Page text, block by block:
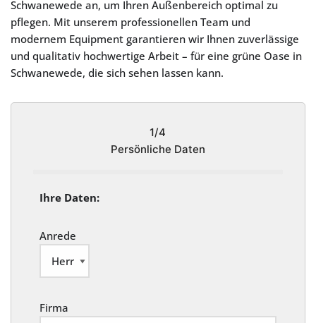
Schwanewede an, um Ihren Außenbereich optimal zu
pflegen. Mit unserem professionellen Team und
modernem Equipment garantieren wir Ihnen zuverlässige
und qualitativ hochwertige Arbeit – für eine grüne Oase in
Schwanewede, die sich sehen lassen kann.
1/4
Persönliche Daten
Ihre Daten:
Anrede
Firma